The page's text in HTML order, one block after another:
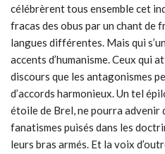
célébrèrent tous ensemble cet
fracas des obus par un chant de
langues différentes. Mais qui
accents d’humanisme. Ceux qui
discours que les antagonismes
d’accords harmonieux. Un tel
étoile de Brel, ne pourra advenir
fanatismes puisés dans les
leurs bras armés. Et la voix